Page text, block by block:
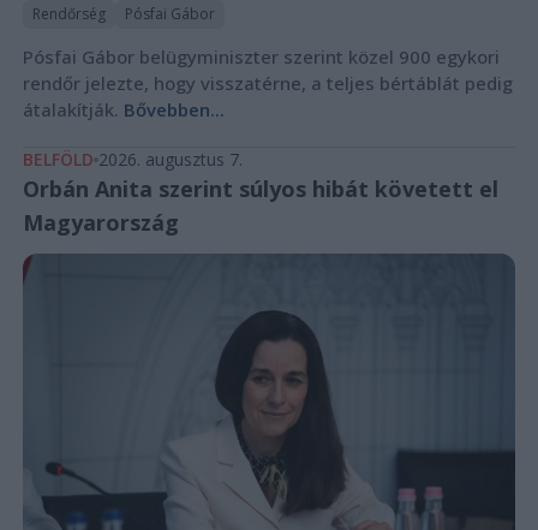
Rendőrség Pósfai Gábor
Pósfai Gábor belügyminiszter szerint közel 900 egykori
rendőr jelezte, hogy visszatérne, a teljes bértáblát pedig
átalakítják. Bővebben...
BELFÖLD 2026. augusztus 7.
Orbán Anita szerint súlyos hibát követett el
Magyarország